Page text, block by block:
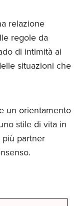
relazione
regole da
di intimità ai
situazioni che
un orientamento
stile di vita in
partner